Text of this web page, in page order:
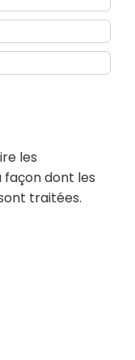
les
façon dont les
traitées.